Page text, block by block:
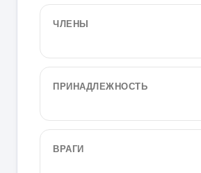
ЧЛЕНЫ
ПРИНАДЛЕЖНОСТЬ
ВРАГИ